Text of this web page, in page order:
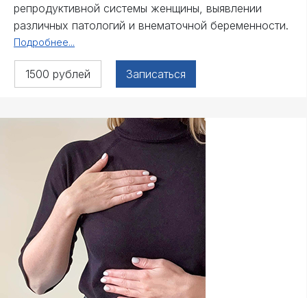
репродуктивной системы женщины, выявлении
различных патологий и внематочной беременности.
Подробнее...
1500 рублей Записаться